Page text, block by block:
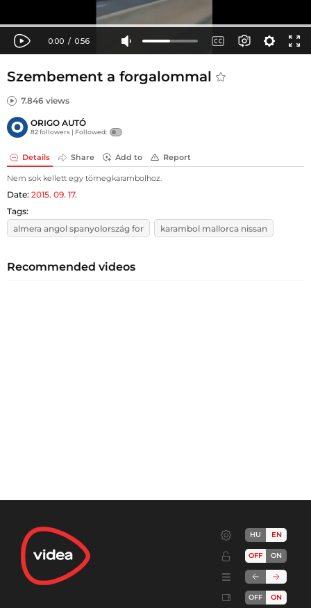
Szembement a forgalommal
7.846 views
ORIGO AUTÓ
82 followers | Followed:
Details Share Add to Report
Nem sok kellett egy tömegkarambolhoz.
Date: 2015. 09. 17.
Tags:
almera angol spanyolország for
karambol mallorca nissan
Recommended videos
HU EN
OFF ON
OFF ON